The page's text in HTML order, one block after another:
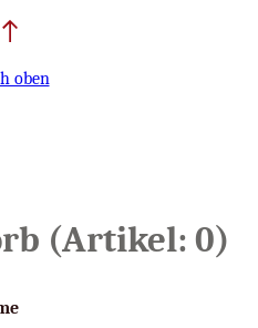
oben
(Artikel: 0)